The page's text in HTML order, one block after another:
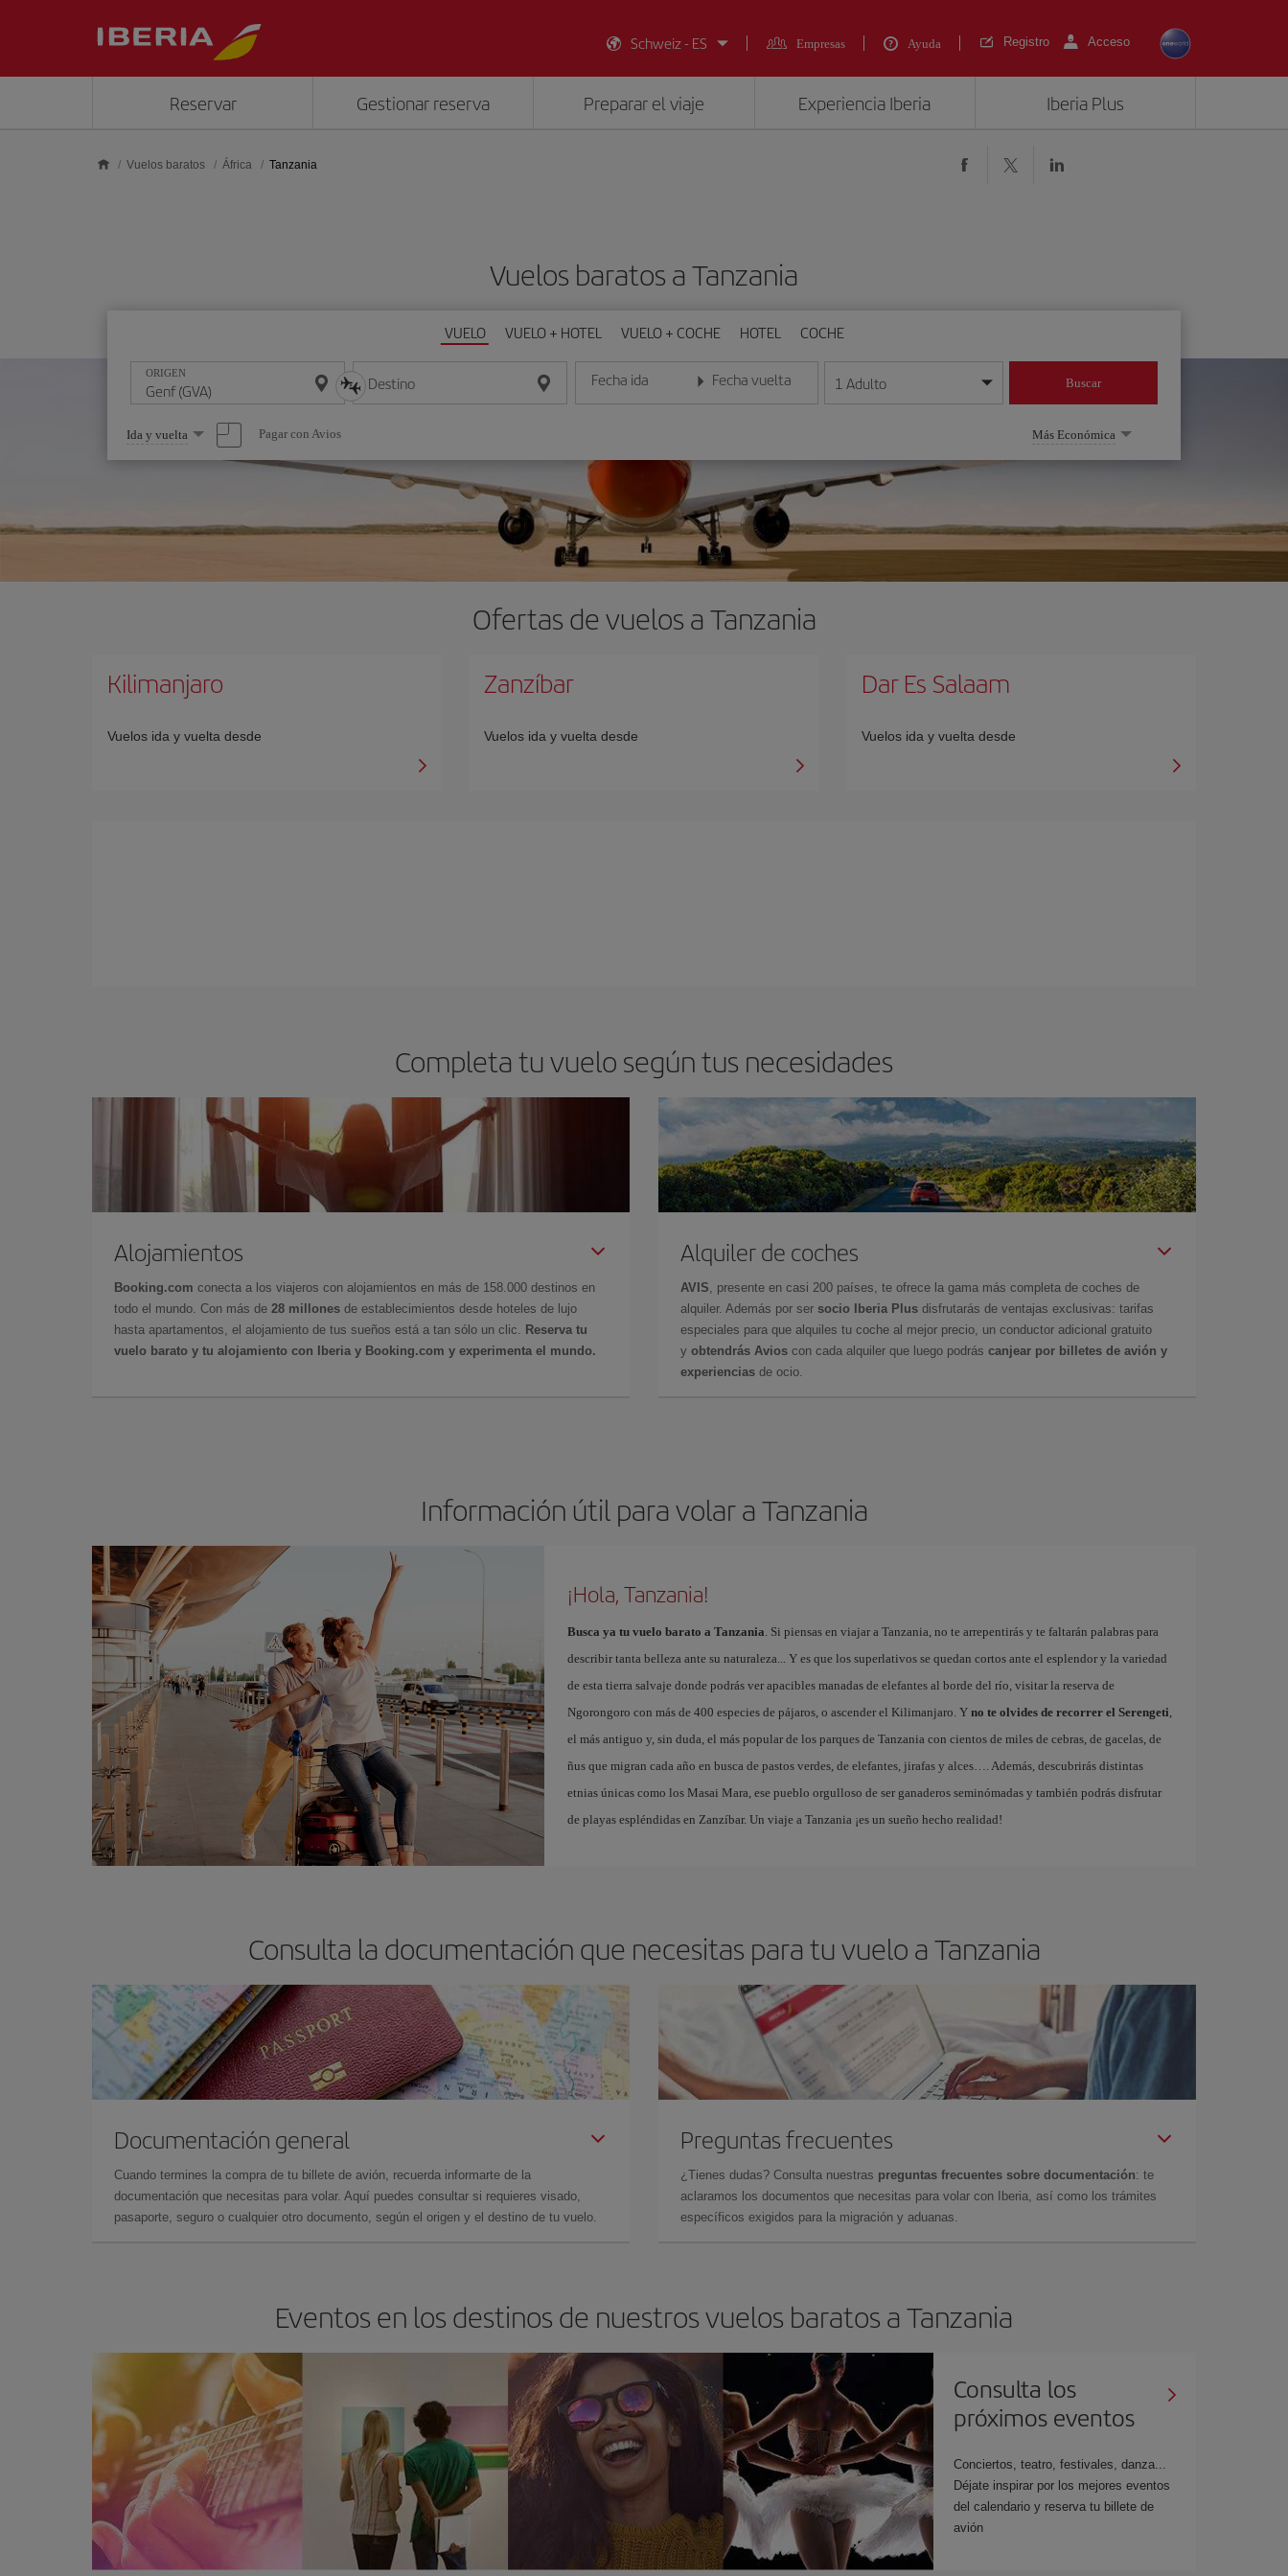
Schweiz - ES
Empresas Ayuda Registro Acceso
Reservar Gestionar reserva Preparar el viaje Experiencia Iberia Iberia Plus
Vuelos baratos África Tanzania
Vuelos baratos a Tanzania
VUELO VUELO + HOTEL VUELO + COCHE HOTEL COCHE
ORIGEN Destino Fecha ida
Introduce la fecha en formato día/mes/año
Fecha vuelta
Introduce la fecha en formato día/mes/año
1 Adulto Buscar
Seleccione
una
opción
Ida y vuelta Pagar con Avios Más Económica
Ofertas de vuelos a Tanzania
Kilimanjaro
Vuelos ida y vuelta desde
Zanzíbar
Vuelos ida y vuelta desde
Dar Es Salaam
Vuelos ida y vuelta desde
Completa tu vuelo según tus necesidades
Alojamientos
Booking.com conecta a los viajeros con alojamientos en más de 158.000 destinos en
todo el mundo. Con más de 28 millones de establecimientos desde hoteles de lujo
hasta apartamentos, el alojamiento de tus sueños está a tan sólo un clic.
Reserva tu
vuelo barato y tu alojamiento con Iberia y Booking.com y experimenta el mundo.
Alquiler de coches
AVIS , presente en casi 200 países, te ofrece la gama más completa de coches de
alquiler. Además por ser socio Iberia Plus disfrutarás de ventajas exclusivas: tarifas
especiales para que alquiles tu coche al mejor precio, un conductor adicional gratuito
y obtendrás Avios con cada alquiler que luego podrás canjear por billetes de avión y
experiencias de ocio.
Información útil para volar a Tanzania
¡Hola, Tanzania!
Busca ya tu vuelo barato a Tanzania . Si piensas en viajar a Tanzania, no te arrepentirás y te faltarán palabras para
describir tanta belleza ante su naturaleza... Y es que los superlativos se quedan cortos ante el esplendor y la variedad
de esta tierra salvaje donde podrás ver apacibles manadas de elefantes al borde del río, visitar la reserva de
Ngorongoro con más de 400 especies de pájaros, o ascender el Kilimanjaro. Y no te olvides de recorrer el Serengeti
el más antiguo y, sin duda, el más popular de los parques de Tanzania con cientos de miles de cebras, de gacelas, de
ñus que migran cada año en busca de pastos verdes, de elefantes, jirafas y alces…. Además, descubrirás distintas
etnias únicas como los Masai Mara, ese pueblo orgulloso de ser ganaderos seminómadas y también podrás disfrutar
de playas espléndidas en Zanzíbar. Un viaje a Tanzania ¡es un sueño hecho realidad!
Consulta la documentación que necesitas para tu vuelo a Tanzania
Documentación general
Cuando termines la compra de tu billete de avión, recuerda informarte de la
documentación que necesitas para volar. Aquí puedes consultar si requieres visado,
pasaporte, seguro o cualquier otro documento, según el origen y el destino de tu vuelo.
Preguntas frecuentes
¿Tienes dudas? Consulta nuestras preguntas frecuentes sobre documentación: te
aclaramos los documentos que necesitas para volar con Iberia, así como los trámites
específicos exigidos para la migración y aduanas.
Eventos en los destinos de nuestros vuelos baratos a Tanzania
Consulta los
próximos eventos
Conciertos, teatro, festivales, danza...
Déjate inspirar por los mejores eventos
del calendario y reserva tu billete de
avión